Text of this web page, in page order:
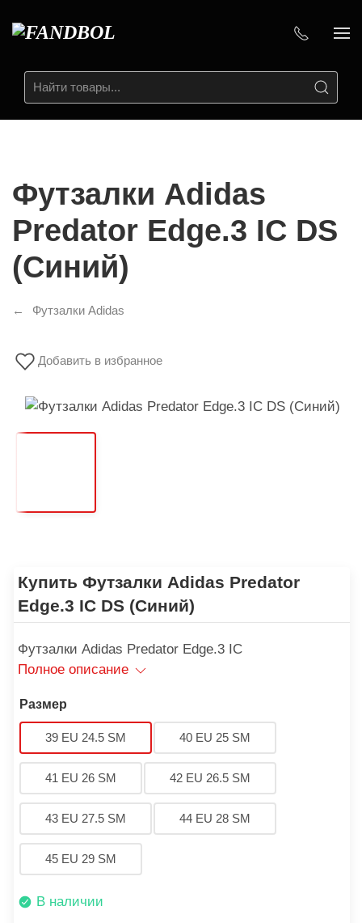
Футзалки Adidas
Predator Edge.3 IC DS
(Синий)
Футзалки Adidas
Добавить в избранное
Купить Футзалки Adidas Predator
Edge.3 IC DS (Синий)
Футзалки Adidas Predator Edge.3 IC
Полное описание
Размер
39 EU 24.5 SM 40 EU 25 SM
41 EU 26 SM 42 EU 26.5 SM
43 EU 27.5 SM 44 EU 28 SM
45 EU 29 SM
В наличии